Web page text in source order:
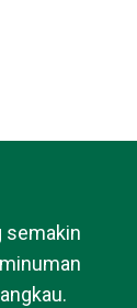
semakin